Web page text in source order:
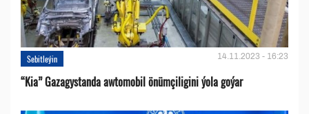
Sebitleýin 14.11.2023 - 16:23
“Kia” Gazagystanda awtomobil önümçiligini ýola goýar